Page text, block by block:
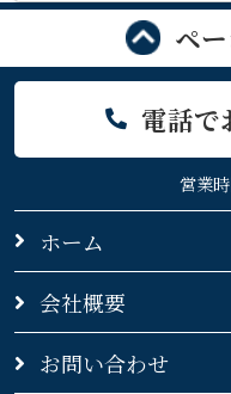
ペ
電話で
営業
ホーム
会社概要
お問い合わせ